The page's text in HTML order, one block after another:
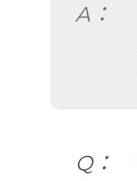
A：
Q：